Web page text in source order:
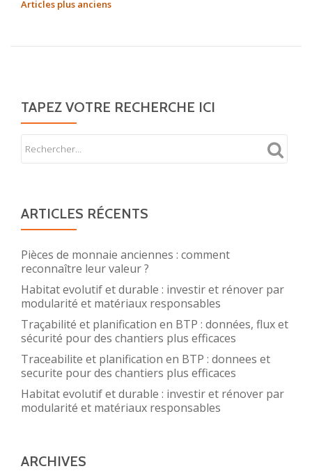
chambre
NAVIGATION
Articles plus anciens
TAPEZ VOTRE RECHERCHE ICI
ARTICLES RÉCENTS
Pièces de monnaie anciennes : comment
reconnaître leur valeur ?
Habitat evolutif et durable : investir et rénover par
modularité et matériaux responsables
Traçabilité et planification en BTP : données, flux et
sécurité pour des chantiers plus efficaces
Traceabilite et planification en BTP : donnees et
securite pour des chantiers plus efficaces
Habitat evolutif et durable : investir et rénover par
modularité et matériaux responsables
ARCHIVES